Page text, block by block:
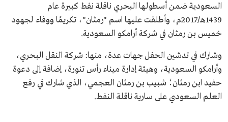
السعودية ضمن أسطولها البحري ناقلة نفط كبيرة عام
1439هـ/2017م، وأطلقت عليها اسم "رمثان"، تكريمًا ووفاء لجهود
خميس بن رمثان في شركة أرامكو السعودية.
وشارك في تدشين الحفل جهات عدة، منها: شركة النقل البحري،
وأرامكو السعودية، وهيئة إدارة ميناء رأس تنورة، إضافة إلى دعوة
حفيد ابن رمثان؛ شبيب بن رمثان العجمي، الذي شارك في رفع
العلم السعودي على سارية ناقلة النفط.